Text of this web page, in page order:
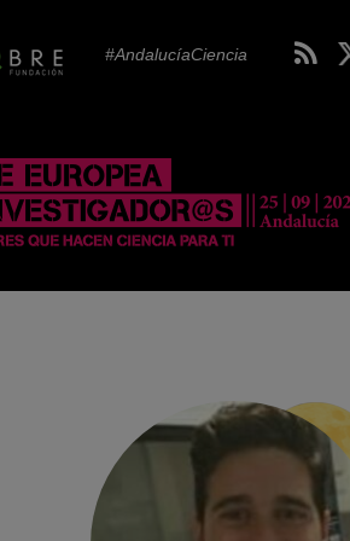
#AndalucíaCiencia